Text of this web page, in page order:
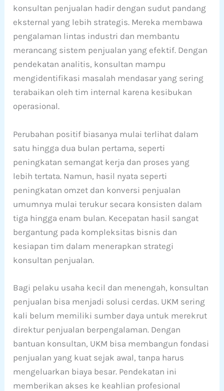
konsultan penjualan hadir dengan sudut pandang
eksternal yang lebih strategis. Mereka membawa
pengalaman lintas industri dan membantu
merancang sistem penjualan yang efektif. Dengan
pendekatan analitis, konsultan mampu
mengidentifikasi masalah mendasar yang sering
terabaikan oleh tim internal karena kesibukan
operasional.
Perubahan positif biasanya mulai terlihat dalam
satu hingga dua bulan pertama, seperti
peningkatan semangat kerja dan proses yang
lebih tertata. Namun, hasil nyata seperti
peningkatan omzet dan konversi penjualan
umumnya mulai terukur secara konsisten dalam
tiga hingga enam bulan. Kecepatan hasil sangat
bergantung pada kompleksitas bisnis dan
kesiapan tim dalam menerapkan strategi
konsultan penjualan.
Bagi pelaku usaha kecil dan menengah, konsultan
penjualan bisa menjadi solusi cerdas. UKM sering
kali belum memiliki sumber daya untuk merekrut
direktur penjualan berpengalaman. Dengan
bantuan konsultan, UKM bisa membangun fondasi
penjualan yang kuat sejak awal, tanpa harus
mengeluarkan biaya besar. Pendekatan ini
memberikan akses ke keahlian profesional